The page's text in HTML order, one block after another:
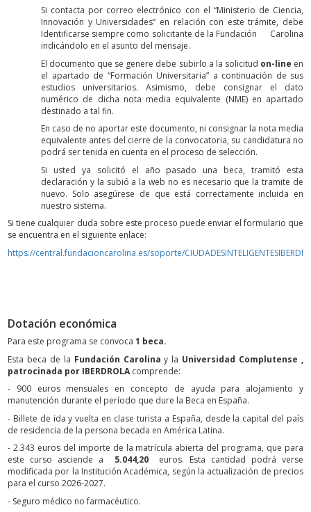
Si contacta por correo electrónico con el “Ministerio de Ciencia,
Innovación y Universidades” en relación con este trámite, debe
Identificarse siempre como solicitante de la Fundación Carolina
indicándolo en el asunto del mensaje.
El documento que se genere debe subirlo a la solicitud on-line en
el apartado de “Formación Universitaria” a continuación de sus
estudios universitarios. Asimismo, debe consignar el dato
numérico de dicha nota media equivalente (NME) en apartado
destinado a tal fin.
En caso de no aportar este documento, ni consignar la nota media
equivalente antes del cierre de la convocatoria, su candidatura no
podrá ser tenida en cuenta en el proceso de selección.
Si usted ya solicitó el año pasado una beca, tramitó esta
declaración y la subió a la web no es necesario que la tramite de
nuevo. Solo asegúrese de que está correctamente incluida en
nuestro sistema.
Si tiene cualquier duda sobre este proceso puede enviar el formulario que
se encuentra en el siguiente enlace:
https://central.fundacioncarolina.es/soporte/
Dotación económica
Para este programa se convoca 1 beca.
Esta beca de la Fundación Carolina y la Universidad Complutense ,
patrocinada por IBERDROLAcomprende:
- 900 euros mensuales en concepto de ayuda para alojamiento y
manutención durante el período que dure la Beca en España.
- Billete de ida y vuelta en clase turista a España, desde la capital del país
de residencia de la persona becada en América Latina.
- 2.343 euros del importe de la matrícula abierta del programa, que para
este curso asciende a 5.044,20euros. Esta cantidad podrá verse
modificada por la Institución Académica, según la actualización de precios
para el curso 2026-2027.
- Seguro médico no farmacéutico.